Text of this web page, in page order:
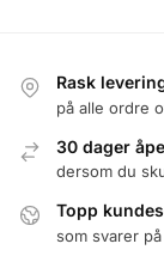
Rask
på alle ordre
30 dager
dersom du
Topp
som svarer